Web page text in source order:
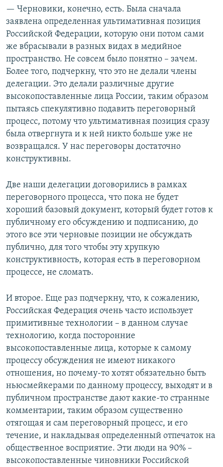
у
щ
и
й
с
л
а
й
д
ю
щ
и
й
с
л
а
й
д
— Черновики, конечно, есть. Была сначала
заявлена определенная ультимативная позиция
Российской Федерации, которую они потом сами
же вбрасывали в разных видах в медийное
пространство. Не совсем было понятно – зачем.
Более того, подчеркну, что это не делали члены
делегации. Это делали различные другие
высокопоставленные лица России, таким образом
пытаясь спекулятивно подавить переговорный
процесс, потому что ультимативная позиция сразу
была отвергнута и к ней никто больше уже не
возвращался. У нас переговоры достаточно
конструктивны.
Две наши делегации договорились в рамках
переговорного процесса, что пока не будет
хороший базовый документ, который будет готов к
публичному его обсуждению и подписанию, до
этого все эти черновые позиции не обсуждать
публично, для того чтобы эту хрупкую
конструктивность, которая есть в переговорном
процессе, не сломать.
И второе. Еще раз подчеркну, что, к сожалению,
Российская Федерация очень часто использует
примитивные технологии – в данном случае
технологию, когда посторонние
высокопоставленные лица, которые к самому
процессу обсуждения не имеют никакого
отношения, но почему-то хотят обязательно быть
ньюсмейкерами по данному процессу, выходят и в
публичном пространстве дают какие-то странные
комментарии, таким образом существенно
отягощая и сам переговорный процесс, и его
течение, и накладывая определенный отпечаток на
общественное восприятие. Эти люди на 90% –
высокопоставленные чиновники Российской